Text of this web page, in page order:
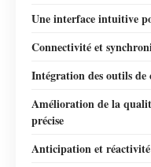
Une interface intuitive
Connectivité et
Intégration des outils
Amélioration de la
précise
Anticipation et